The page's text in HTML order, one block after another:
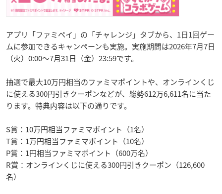
アプリ「ファミペイ」の「チャレンジ」タブから、1日1回ゲー
ムに参加できるキャンペーンも実施。実施期間は2026年7月7日
（火）0:00〜7月31日（金）23:59です。
抽選で最大10万円相当のファミマポイントや、オンラインくじ
に使える300円引きクーポンなどが、総勢612万6,611名に当た
ります。特典内容は以下の通りです。
S賞：10万円相当ファミマポイント（1名）
T賞：1万円相当ファミマポイント（10名）
P賞：1円相当ファミマポイント（600万名）
R賞：オンラインくじに使える300円引きクーポン（126,600
名）